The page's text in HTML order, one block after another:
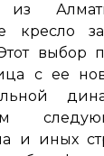
из
кресло
выбор
с ее
и иных